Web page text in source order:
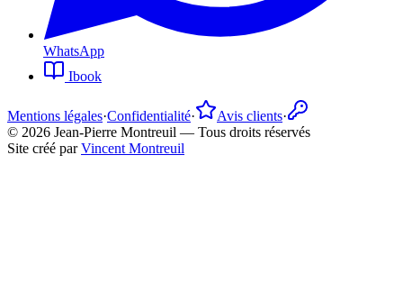
WhatsApp
Ibook
Mentions légales·Confidentialité· Avis clients·
© 2026 Jean-Pierre Montreuil — Tous droits réservés
Site créé par Vincent Montreuil